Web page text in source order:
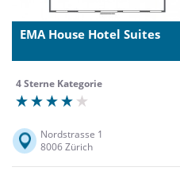
EMA House Hotel Suites
4 Sterne Kategorie
Nordstrasse 1
8006 Zürich